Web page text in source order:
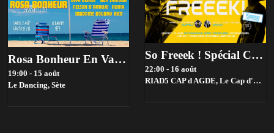
Rosa Bonheur En Vacances
19:00 - 15 août
Le Dancing, Sète
So Freeek ! Spécial Cap D'agde #2/2
22:00 - 16 août
RIAD5 CAP d AGDE, Le Cap d'Agde